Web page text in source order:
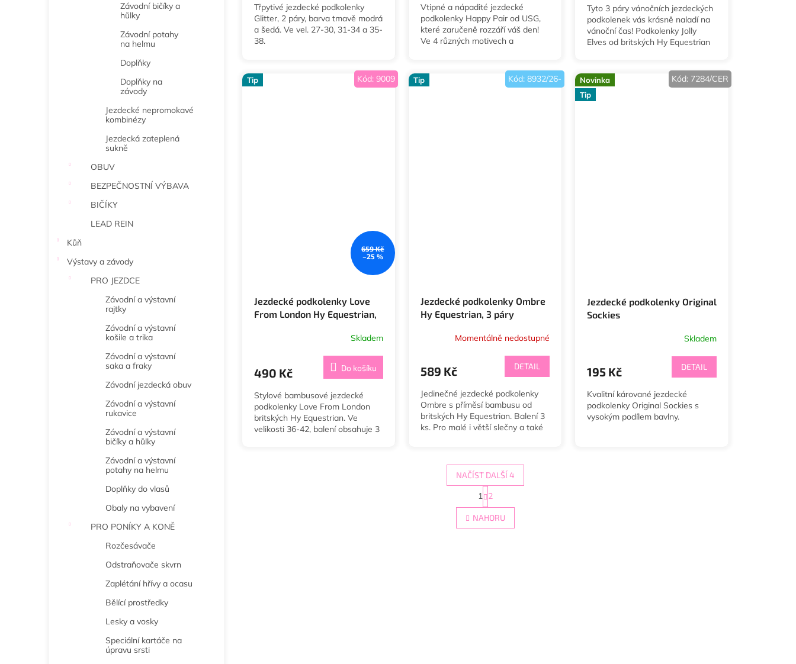
Závodní bičíky a
hůlky
Závodní potahy
na helmu
Doplňky
Doplňky na
závody
Jezdecké nepromokavé
kombinézy
Jezdecká zateplená
sukně
OBUV
BEZPEČNOSTNÍ VÝBAVA
BIČÍKY
LEAD REIN
Kůň
Výstavy a závody
PRO JEZDCE
Závodní a výstavní
rajtky
Závodní a výstavní
košile a trika
Závodní a výstavní
saka a fraky
Závodní jezdecká obuv
Závodní a výstavní
rukavice
Závodní a výstavní
bičíky a hůlky
Závodní a výstavní
potahy na helmu
Doplňky do vlasů
Obaly na vybavení
PRO PONÍKY A KONĚ
Rozčesávače
Odstraňovače skvrn
Zaplétání hřívy a ocasu
Bělící prostředky
Lesky a vosky
Speciální kartáče na
úpravu srsti
Třpytivé jezdecké podkolenky
Glitter, 2 páry, barva tmavě modrá
a šedá. Ve vel. 27-30, 31-34 a 35-
38.
Vtipné a nápadité jezdecké
podkolenky Happy Pair od USG,
které zaručeně rozzáří váš den!
Ve 4 různých motivech a
Tyto 3 páry vánočních jezdeckých
podkolenek vás krásně naladí na
vánoční čas! Podkolenky Jolly
Elves od britských Hy Equestrian
Tip
659 Kč
–25 %
Jezdecké podkolenky Love
From London Hy Equestrian,
Skladem
490 Kč Do košíku
Stylové bambusové jezdecké
podkolenky Love From London
britských Hy Equestrian. Ve
velikosti 36-42, balení obsahuje 3
Kód: 9009 Tip
Jezdecké podkolenky Ombre
Hy Equestrian, 3 páry
Momentálně nedostupné
589 Kč DETAIL
Jedinečné jezdecké podkolenky
Ombre s příměsí bambusu od
britských Hy Equestrian. Balení 3
ks. Pro malé i větší slečny a také
Kód: 8932/26-
Novinka
Tip
Jezdecké podkolenky Original
Sockies
Skladem
195 Kč DETAIL
Kvalitní kárované jezdecké
podkolenky Original Sockies s
vysokým podílem bavlny.
Kód: 7284/CER
O
v
l
NAČÍST DALŠÍ 4
S
t
r
á
n
1 2
NAHORU